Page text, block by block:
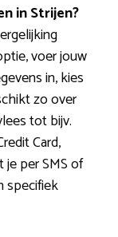
in Strijen?
voer jouw
in, kies
zo over
tot bijv.
Card,
je per SMS of
specifiek